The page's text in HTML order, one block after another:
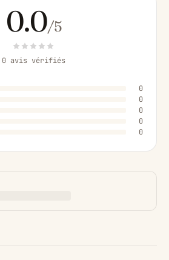
0.0/5
0 avis vérifiés
0
0
0
0
0